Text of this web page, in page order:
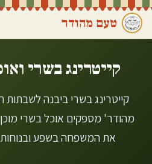
טעם מהודר
קייטרינג בשרי
קייטרינג בשרי ביבנה לשבתות
מהודר' מספקים אוכל בשרי
את המשפחה בשפע